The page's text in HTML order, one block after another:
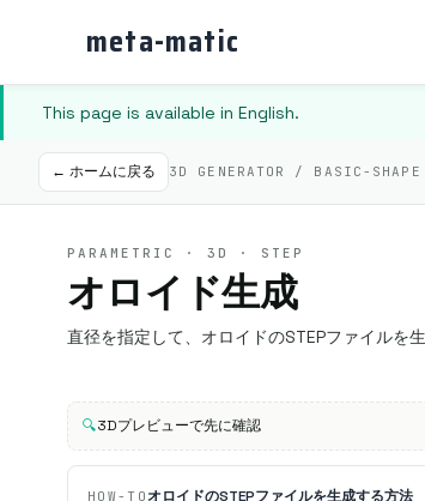
meta-matic
This page is available in English.
← ホームに戻る 3D GENERATOR / BASIC-
PARAMETRIC · 3D · STEP
オロイド生成
直径を指定して、オロイドのSTEPファイルを生
🔍3Dプレビューで先に確認
HOW-TOオロイドのSTEPファイルを生成する方法